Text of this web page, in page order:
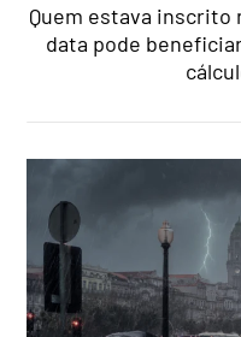
Quem estava inscrito
data pode